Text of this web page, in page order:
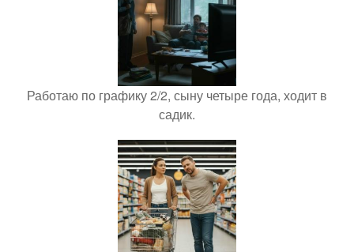
Работаю по графику 2/2, сыну четыре года, ходит в
садик.